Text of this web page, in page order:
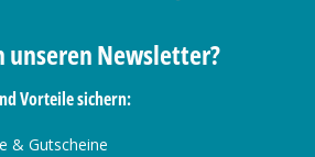
unseren Newsletter?
Vorteile sichern:
& Gutscheine